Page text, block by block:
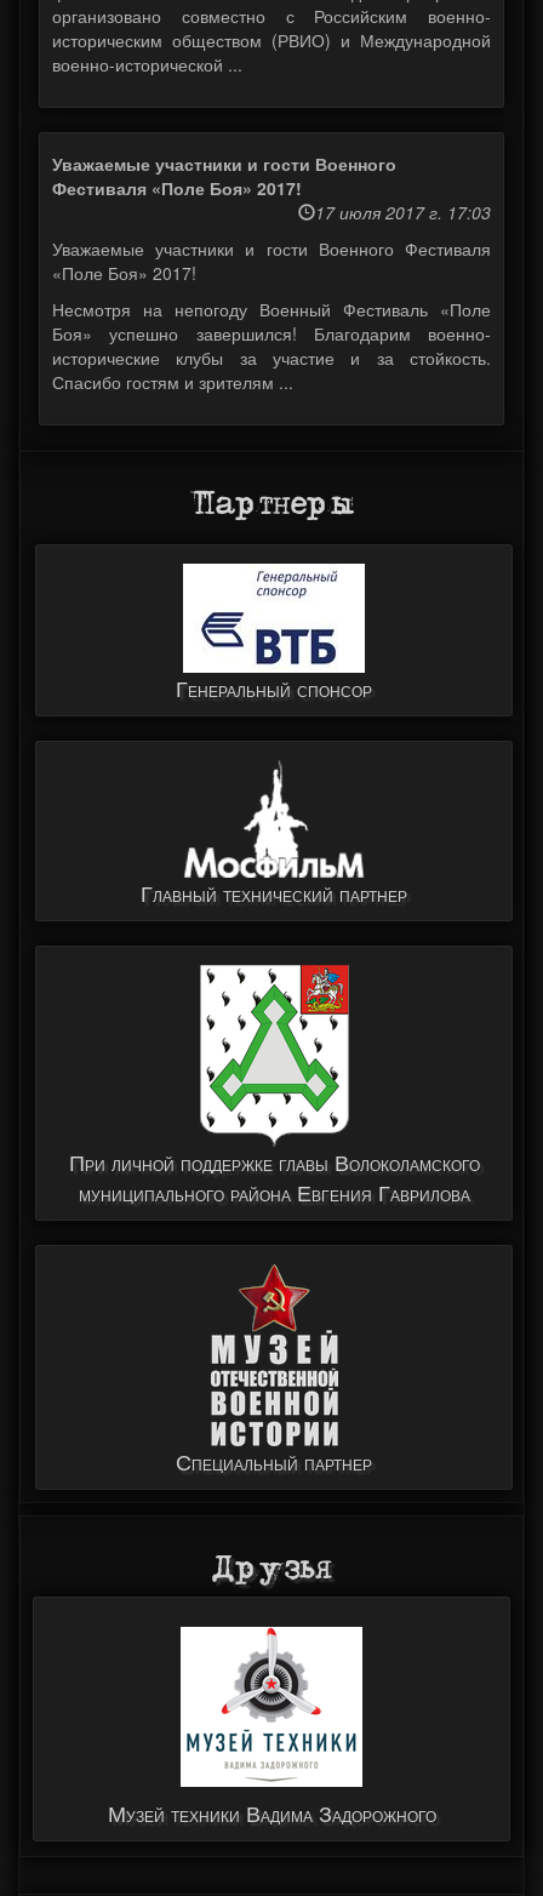
организовано совместно с Российским военно-
историческим обществом (РВИО) и Международной
военно-исторической ...
Уважаемые участники и гости Военного
Фестиваля «Поле Боя» 2017!
17 июля 2017 г. 17:03
Уважаемые участники и гости Военного Фестиваля
«Поле Боя» 2017!
Несмотря на непогоду Военный Фестиваль «Поле
Боя» успешно завершился! Благодарим военно-
исторические клубы за участие и за стойкость.
Спасибо гостям и зрителям ...
Партнеры
Генеральный спонсор
Главный технический партнер
При личной поддержке главы Волоколамского
муниципального района Евгения Гаврилова
Специальный партнер
Друзья
Музей техники Вадима Задорожного